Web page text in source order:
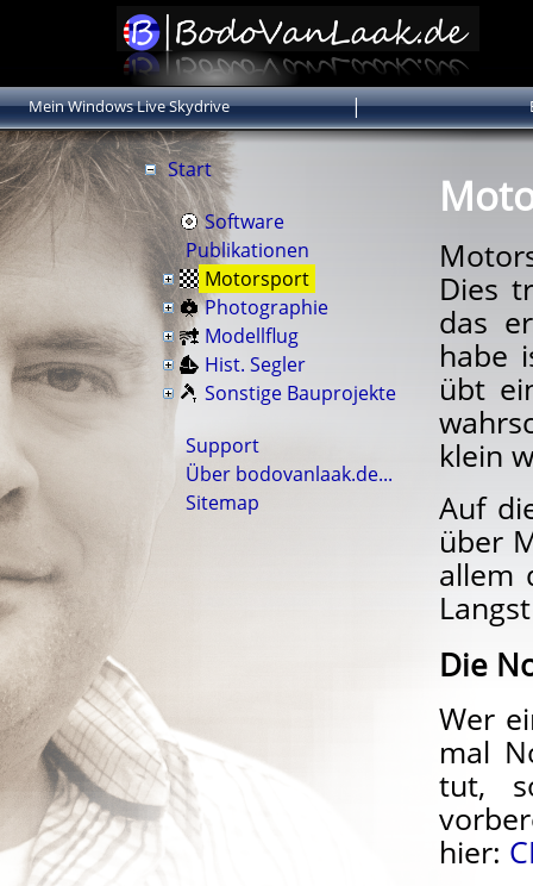
Start
Software
Publikationen
Motorsport
Photographie
Modellflug
Hist. Segler
Sonstige Bauprojekte
Support
Über bodovanlaak.de...
Sitemap
Dies
das
habe
übt
klein
Auf
über
allem
Die
Wer
mal
tut,
hier:
Mein Windows Live Skydrive |